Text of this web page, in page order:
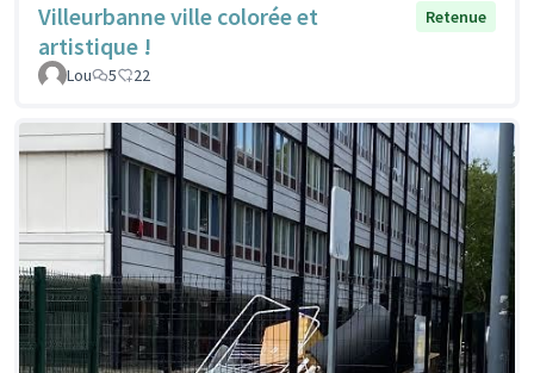
Villeurbanne ville colorée et
artistique !
Retenue
Lou 5 22